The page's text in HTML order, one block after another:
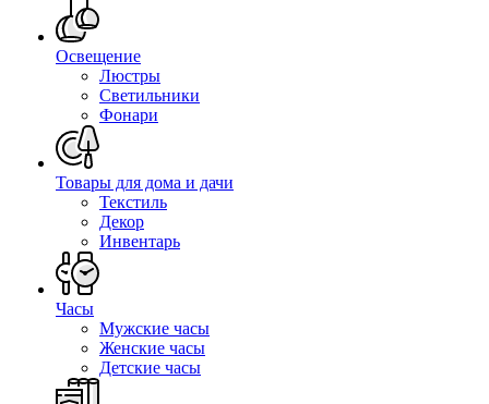
Освещение
Люстры
Светильники
Фонари
Товары для дома и дачи
Текстиль
Декор
Инвентарь
Часы
Мужские часы
Женские часы
Детские часы